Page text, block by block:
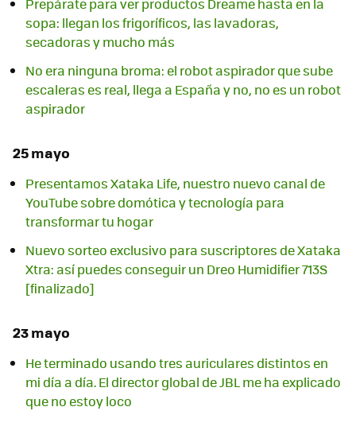
sopa: llegan los frigoríficos, las lavadoras,
secadoras y mucho más
No era ninguna broma: el robot aspirador que sube
escaleras es real, llega a España y no, no es un robot
aspirador
25 mayo
Presentamos Xataka Life, nuestro nuevo canal de
YouTube sobre domótica y tecnología para
transformar tu hogar
Nuevo sorteo exclusivo para suscriptores de Xataka
Xtra: así puedes conseguir un Dreo Humidifier 713S
[finalizado]
23 mayo
He terminado usando tres auriculares distintos en
mi día a día. El director global de JBL me ha explicado
que no estoy loco